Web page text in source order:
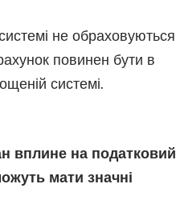
не обраховуються
повинен бути в
системі.
вплине на податковий
мати значні